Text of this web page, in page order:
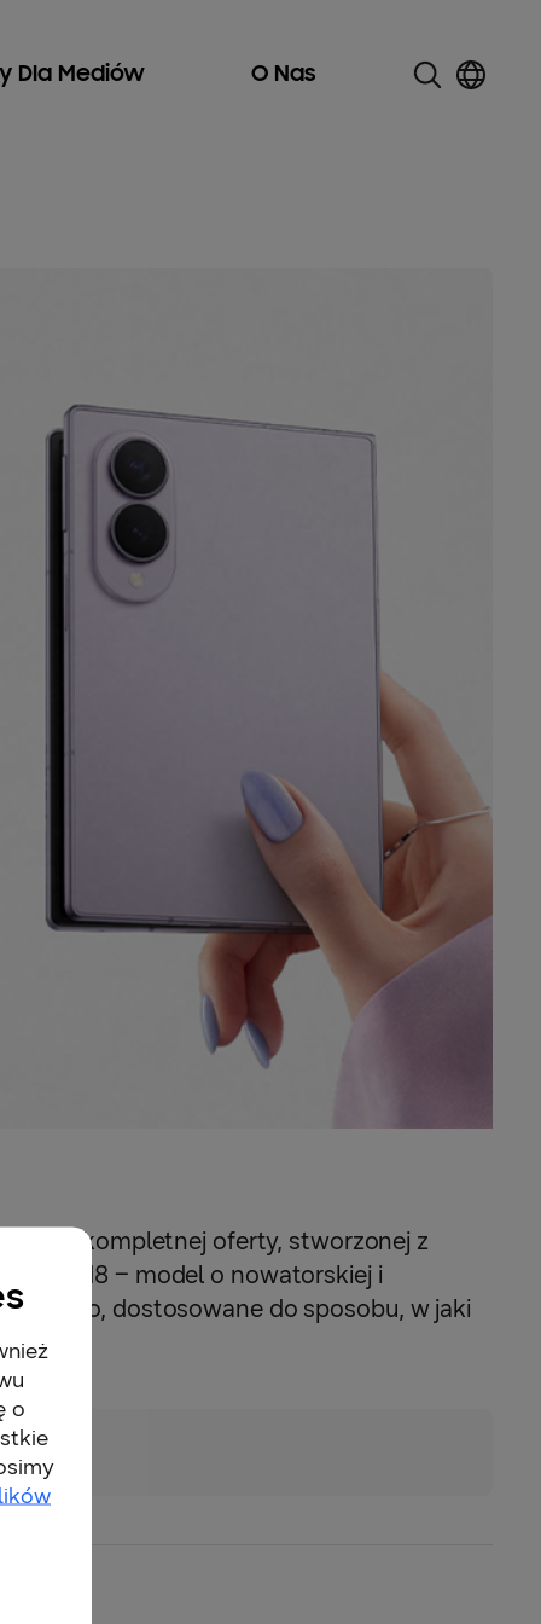
Dla Mediów O Nas
kompletnej oferty, stworzonej z
Z Fold8 – model o nowatorskiej i
dostosowane do sposobu, w jaki
o